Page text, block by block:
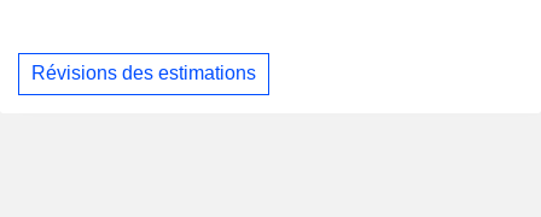
Révisions des estimations